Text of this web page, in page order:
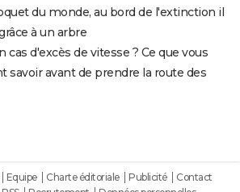
du monde, au bord de l'extinction il
à un arbre
cas d'excès de vitesse ? Ce que vous
savoir avant de prendre la route des
Equipe Charte éditoriale Publicité
Contact